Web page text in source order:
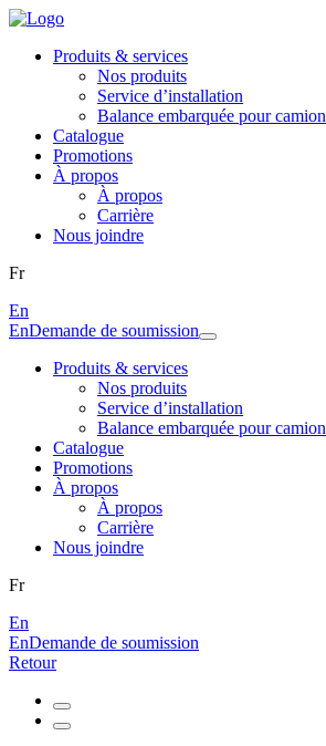
Produits & services
Nos produits
Service d’installation
Balance embarquée pour camion
Catalogue
Promotions
À propos
À propos
Carrière
Nous joindre
Fr
En
EnDemande de soumission
Produits & services
Nos produits
Service d’installation
Balance embarquée pour camion
Catalogue
Promotions
À propos
À propos
Carrière
Nous joindre
Fr
En
EnDemande de soumission
Retour